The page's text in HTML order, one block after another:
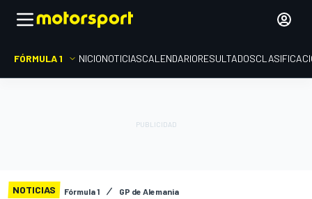
FÓRMULA 1 INICIONOTICIASCALENDARIORESULTADOS
NOTICIAS Fórmula 1 GP de Alemania